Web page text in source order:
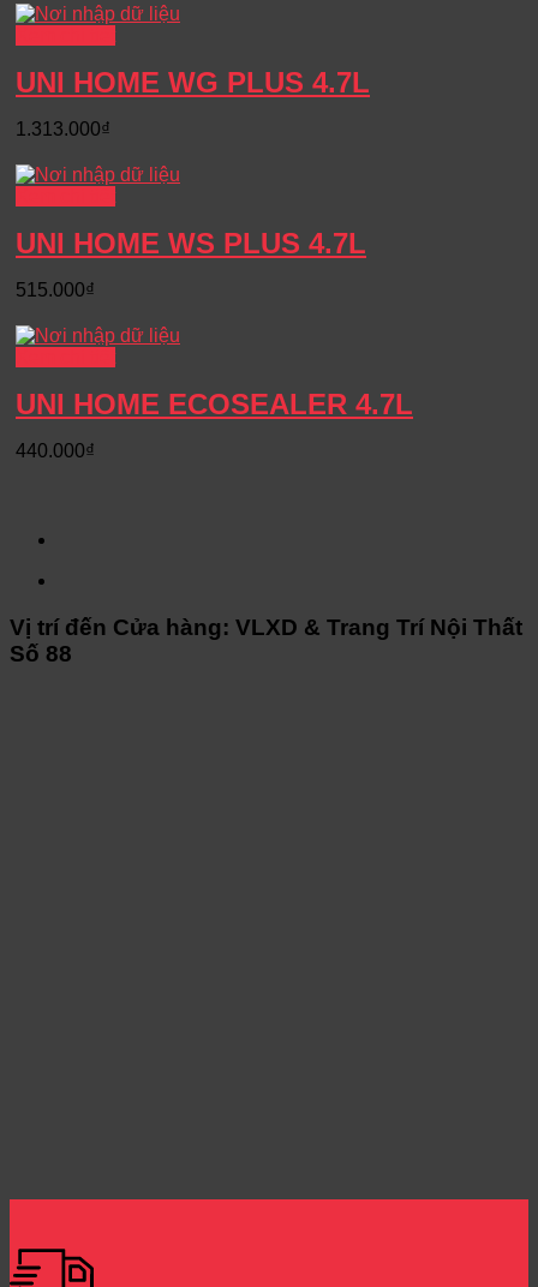
UNI HOME WG PLUS 4.7L
1.313.000₫
UNI HOME WS PLUS 4.7L
515.000₫
UNI HOME ECOSEALER 4.7L
440.000₫
Vị trí đến Cửa hàng: VLXD & Trang Trí Nội Thất
Số 88